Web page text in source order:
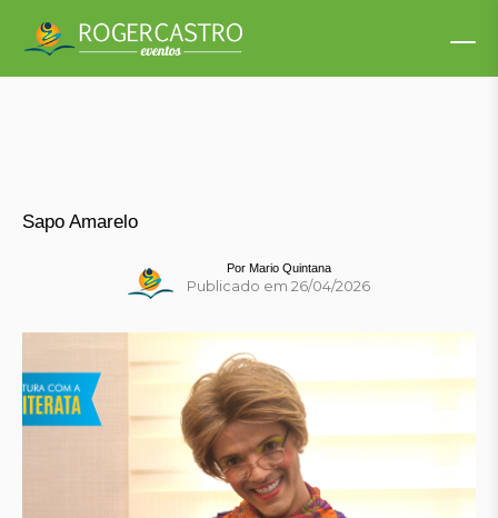
Sapo Amarelo
Por Mario Quintana
Publicado em 26/04/2026